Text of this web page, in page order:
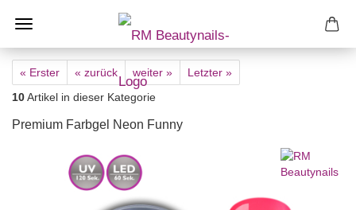
« Erster « zurück weiter »
Letzter »
10Artikel in dieser Kategorie
Premium Farbgel Neon Funny